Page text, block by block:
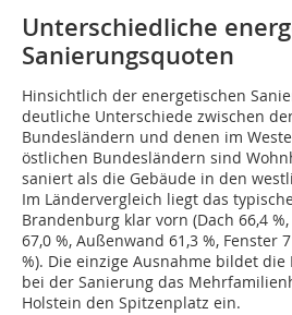
Unterschiedliche
Sanierungsquoten
Hinsichtlich der energetischen
deutliche Unterschiede zwischen
Bundesländern und denen im
östlichen Bundesländern sind
saniert als die Gebäude in den
Im Ländervergleich liegt das
Brandenburg klar vorn (Dach 66,4
67,0 %, Außenwand 61,3 %, Fenster
%). Die einzige Ausnahme bildet
bei der Sanierung das
Holstein den Spitzenplatz ein.